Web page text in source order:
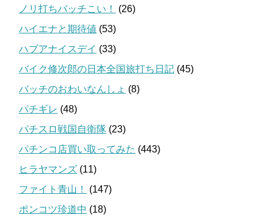
ノリ打ちバッチこい！
(26)
ハイエナと期待値 (53)
ハブアナイスデイ (33)
バイク修次郎の日本全国旅打ち日記 (45)
バッチのおわいなんしょ (8)
パチギレ (48)
パチスロ戦国自衛隊 (23)
パチンコ店買い取ってみた (443)
ヒラヤマンズ (11)
ファイト青山！
(147)
ポンコツ珍道中 (18)